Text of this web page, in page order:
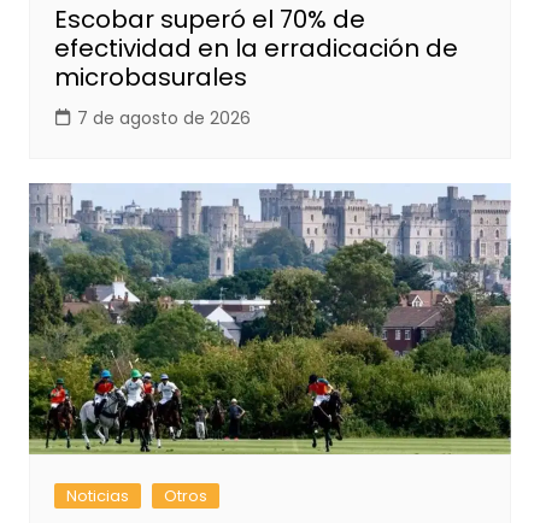
Escobar superó el 70% de
efectividad en la erradicación de
microbasurales
7 de agosto de 2026
Noticias Otros